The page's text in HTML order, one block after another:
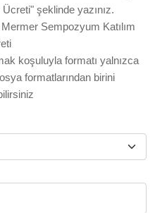
şeklinde yazınız.
Sempozyum Katılım
koşuluyla formatı yalnızca
formatlarından birini